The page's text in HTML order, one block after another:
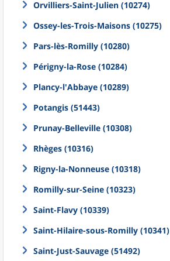
Orvilliers-Saint-Julien (10274)
Ossey-les-Trois-Maisons (10275)
Pars-lès-Romilly (10280)
Périgny-la-Rose (10284)
Plancy-l'Abbaye (10289)
Potangis (51443)
Prunay-Belleville (10308)
Rhèges (10316)
Rigny-la-Nonneuse (10318)
Romilly-sur-Seine (10323)
Saint-Flavy (10339)
Saint-Hilaire-sous-Romilly (10341)
Saint-Just-Sauvage (51492)